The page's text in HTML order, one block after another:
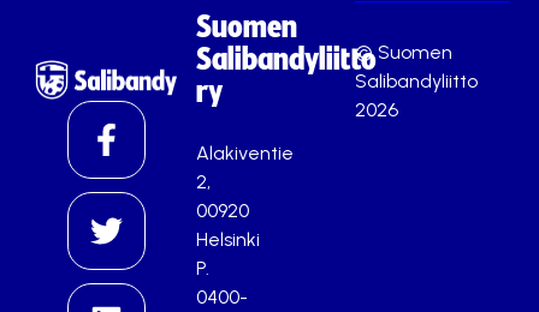
Suomen
Salibandyliitto
ry
Alakiventie
2,
00920
Helsinki
P.
0400-
© Suomen
Salibandyliitto
2026